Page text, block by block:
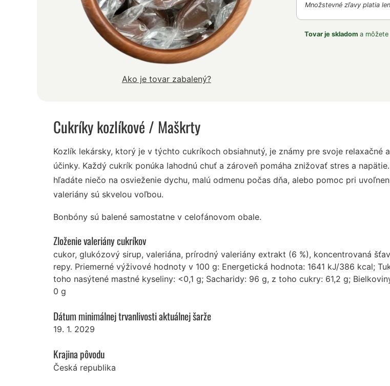
Ako je tovar zabalený?
Množstevné zľavy platia
Tovar je skladom a
Cukríky kozlíkové / Maškrty
Kozlík lekársky, ktorý je v týchto cukríkoch obsiahnutý, je známy pre svoje relaxačné
účinky. Každý cukrík ponúka lahodnú chuť a zároveň pomáha znižovať stres a
hľadáte niečo na osvieženie dychu, malú odmenu počas dňa, alebo pomoc pri
valeriány sú skvelou voľbou.
Bonbóny sú balené samostatne v celofánovom obale.
Zloženie valeriány cukríkov
cukor, glukózový sirup, valeriána, prírodný valeriány extrakt (6 %), koncentrovaná
repy. Priemerné výživové hodnoty v 100 g: Energetická hodnota: 1641 kJ/386 kcal;
toho nasýtené mastné kyseliny: <0,1 g; Sacharidy: 96 g, z toho cukry: 61,2 g;
0 g
Dátum minimálnej trvanlivosti aktuálnej šarže
19. 1. 2029
Krajina pôvodu
Česká republika